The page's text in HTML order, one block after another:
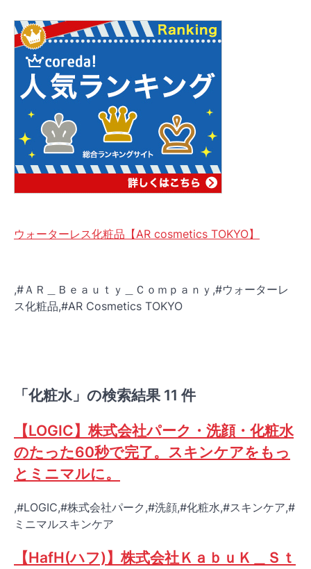
ウォーターレス化粧品【AR cosmetics TOKYO】
,#ＡＲ＿Ｂｅａｕｔｙ＿Ｃｏｍｐａｎｙ,#ウォーターレ
ス化粧品,#AR Cosmetics TOKYO
「化粧水」の検索結果 11 件
【LOGIC】株式会社パーク・洗顔・化粧水
のたった60秒で完了。スキンケアをもっ
とミニマルに。
,#LOGIC,#株式会社パーク,#洗顔,#化粧水,#スキンケア,#
ミニマルスキンケア
【HafH(ハフ)】株式会社ＫａｂｕＫ＿Ｓｔ